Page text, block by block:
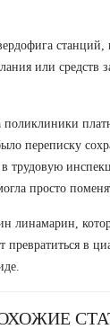
или средств
переписку
трудовую
просто
линамарин,
превратиться в